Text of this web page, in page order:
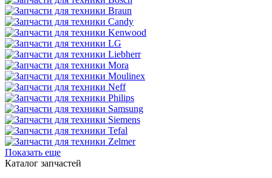
Показать еще
Каталог запчастей